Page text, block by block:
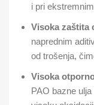
i pri
Visoka zaštita
naprednim
od trošenja,
Visoka
PAO bazne